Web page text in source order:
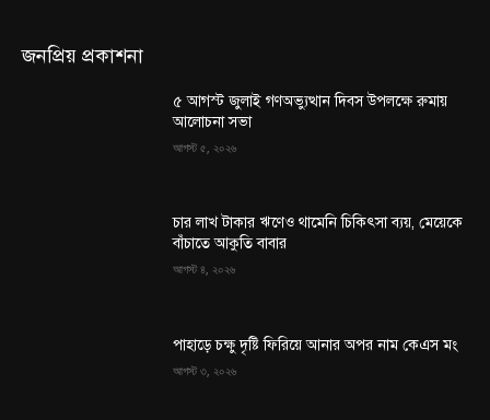
জনপ্রিয় প্রকাশনা
৫ আগস্ট জুলাই গণঅভ্যুত্থান দিবস উপলক্ষে রুমায়
আলোচনা সভা
আগস্ট ৫, ২০২৬
চার লাখ টাকার ঋণেও থামেনি চিকিৎসা ব্যয়, মেয়েকে
বাঁচাতে আকুতি বাবার
আগস্ট ৪, ২০২৬
পাহাড়ে চক্ষু দৃষ্টি ফিরিয়ে আনার অপর নাম কেএস মং
আগস্ট ৩, ২০২৬